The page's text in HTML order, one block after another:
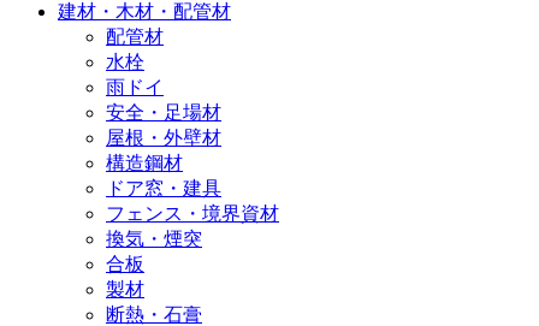
建材・木材・配管材
配管材
水栓
雨ドイ
安全・足場材
屋根・外壁材
構造鋼材
ドア窓・建具
フェンス・境界資材
換気・煙突
合板
製材
断熱・石膏